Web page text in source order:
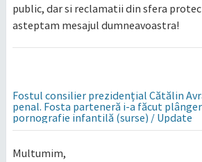
public, dar si reclamatii din sfera
asteptam mesajul dumneavoastra!
Fostul consilier prezidențial Cătălin
penal. Fosta parteneră i-a făcut
pornografie infantilă (surse) / Update
Multumim,